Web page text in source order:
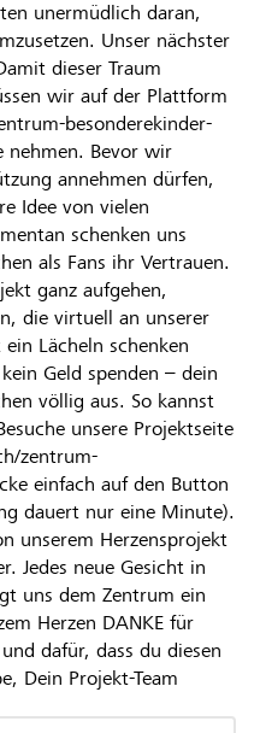
unermüdlich daran,
Unser nächster
dieser Traum
wir auf der Plattform
besonderekinder-
nehmen. Bevor wir
annehmen dürfen,
Idee von vielen
schenken uns
als Fans ihr Vertrauen.
ganz aufgehen,
die virtuell an unserer
Lächeln schenken
Geld spenden – dein
völlig aus. So kannst
unsere Projektseite
zentrum-
einfach auf den Button
dauert nur eine Minute).
unserem Herzensprojekt
Jedes neue Gesicht in
uns dem Zentrum ein
Herzen DANKE für
dafür, dass du diesen
Dein Projekt-Team